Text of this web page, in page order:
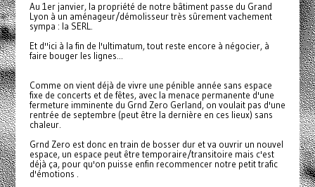
Au 1er janvier, la propriété de notre bâtiment passe du Grand
Lyon à un aménageur/démolisseur très sûrement vachement
sympa : la SERL.
Et d''ici à la fin de l'ultimatum, tout reste encore à négocier, à
faire bouger les lignes...
Comme on vient déjà de vivre une pénible année sans espace
fixe de concerts et de fêtes, avec la menace permanente d'une
fermeture imminente du Grnd Zero Gerland, on voulait pas d'une
rentrée de septembre (peut être la dernière en ces lieux) sans
chaleur.
Grnd Zero est donc en train de bosser dur et va ouvrir un nouvel
espace, un espace peut être temporaire/transitoire mais c'est
déjà ça, pour qu'on puisse enfin recommencer notre petit trafic
d'émotions .